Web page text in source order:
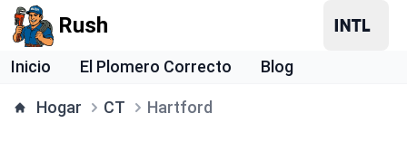
Rush
Inicio El Plomero Correcto Blog
Hogar CT Hartford